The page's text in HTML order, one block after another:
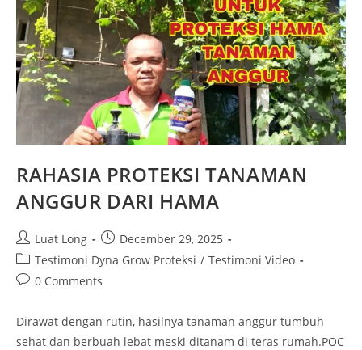
RAHASIA PROTEKSI TANAMAN
ANGGUR DARI HAMA
Luat Long
December 29, 2025
Testimoni Dyna Grow Proteksi / Testimoni Video
0 Comments
Dirawat dengan rutin, hasilnya tanaman anggur tumbuh
sehat dan berbuah lebat meski ditanam di teras rumah.POC